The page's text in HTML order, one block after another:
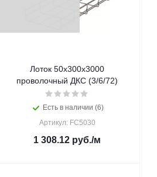
Лоток 50х300х3000
проволочный ДКС (3/6/72)
Есть в наличии (6)
Артикул: FC5030
1 308.12 руб./м